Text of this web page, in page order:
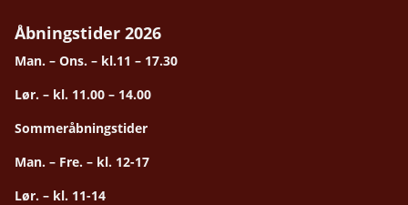
Åbningstider 2026
Man. – Ons. – kl.11 – 17.30
Lør. – kl. 11.00 – 14.00
Sommeråbningstider
Man. – Fre. – kl. 12-17
Lør. – kl. 11-14